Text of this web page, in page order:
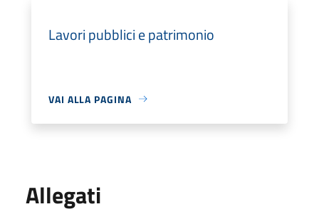
Lavori pubblici e patrimonio
VAI ALLA PAGINA
Allegati